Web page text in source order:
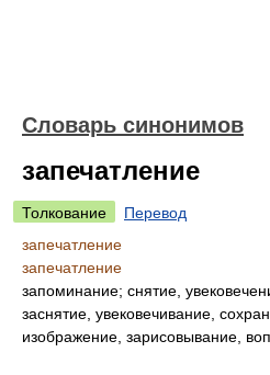
Словарь синонимов
запечатление
Толкование
Перевод
запечатление
запечатление
запоминание; снятие,
заснятие, увековечивание,
изображение, зарисовывание,